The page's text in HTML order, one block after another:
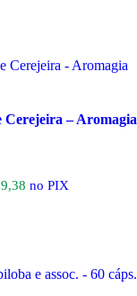
– Aromagia
no PIX